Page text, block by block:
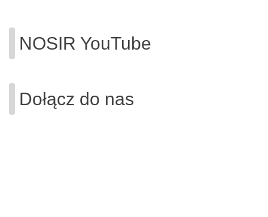
NOSIR YouTube
Dołącz do nas